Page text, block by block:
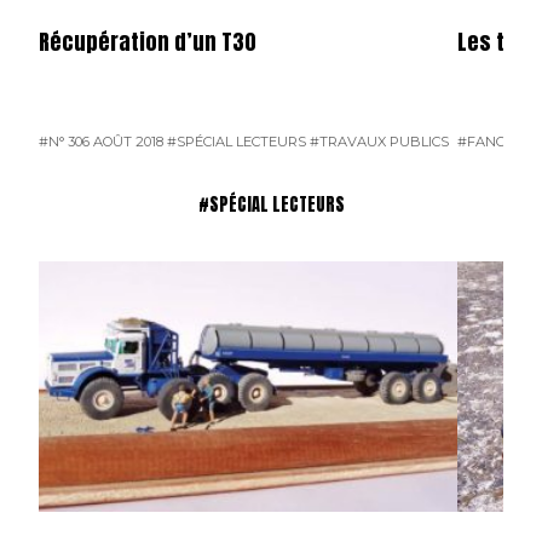
Récupération d’un T30
#N° 306 AOÛT 2018 #SPÉCIAL LECTEURS #TRAVAUX PUBLICS
Les
#FANGEAT
#SPÉCIAL LECTEURS